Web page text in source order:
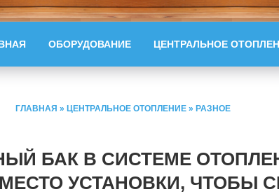
ОБОРУДОВАНИЕ ЦЕНТРАЛЬНОЕ
ГЛАВНАЯ » ЦЕНТРАЛЬНОЕ ОТОПЛЕНИЕ» РАЗНОЕ
БАК В СИСТЕМЕ
УСТАНОВКИ, ЧТОБЫ